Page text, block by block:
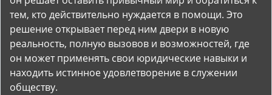
тем, кто действительно нуждается в помощи. Это
решение открывает перед ним двери в новую
реальность, полную вызовов и возможностей, где
он может применять свои юридические навыки и
находить истинное удовлетворение в служении
обществу.